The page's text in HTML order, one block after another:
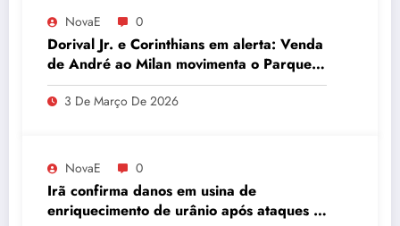
NovaE 0
Dorival Jr. e Corinthians em alerta: Venda
de André ao Milan movimenta o Parque
São Jorge
3 De Março De 2026
NovaE 0
Irã confirma danos em usina de
enriquecimento de urânio após ataques e